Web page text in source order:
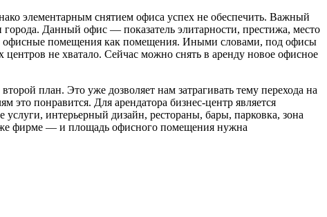
элементарным снятием офиса успех не обеспечить. Важный
Данный офис — показатель элитарности, престижа, место
офисные помещения как помещения. Иными словами, под офисы
не хватало. Сейчас можно снять в аренду новое офисное
план. Это уже дозволяет нам затрагивать тему перехода на
понравится. Для арендатора бизнес-центр является
интерьерный дизайн, рестораны, бары, парковка, зона
фирме — и площадь офисного помещения нужна